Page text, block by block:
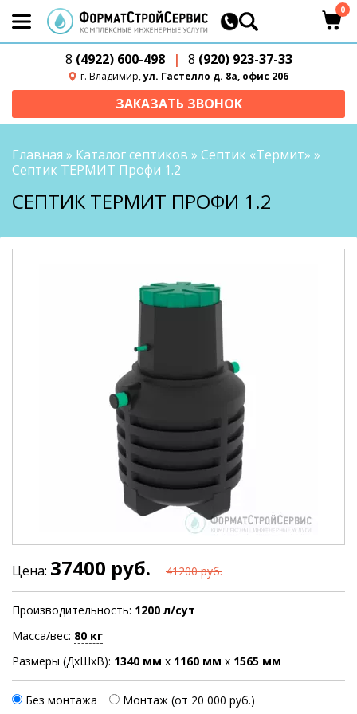
8 (4922) 600-498 | 8 (920) 923-37-33
г. Владимир,ул. Гастелло д. 8а, офис 206
0
ЗАКАЗАТЬ ЗВОНОК
Главная » Каталог септиков » Септик «Термит» »
Септик ТЕРМИТ Профи 1.2
СЕПТИК ТЕРМИТ ПРОФИ 1.2
Цена: 37400 руб. 41200 руб.
Производительность: 1200 л/сут
Масса/вес: 80 кг
Размеры (ДхШхВ): 1340 мм х 1160 мм х 1565 мм
Без монтажа Монтаж (от 20 000 руб.)